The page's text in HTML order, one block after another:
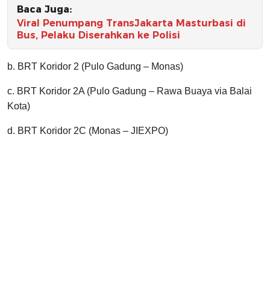
Baca Juga:
Viral Penumpang TransJakarta Masturbasi di
Bus, Pelaku Diserahkan ke Polisi
b. BRT Koridor 2 (Pulo Gadung – Monas)
c. BRT Koridor 2A (Pulo Gadung – Rawa Buaya via Balai
Kota)
d. BRT Koridor 2C (Monas – JIEXPO)